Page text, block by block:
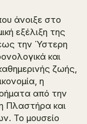
άνοιξε στο
εξέλιξη της
την Ύστερη
και
ζωής,
η
από την
Πλαστήρα και
Το μουσείο